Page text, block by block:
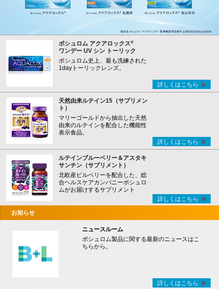
ボシュロム アクアロックス®
ワンデー UV シン トーリック
ボシュロム史上、最も洗練された
1dayトーリックレンズ。
詳しくはこちら
天然由来ルテイン15（サプリメン
ト）
マリーゴールドから抽出した天然
由来のルテインを配合した機能性
表示食品。
詳しくはこちら
ルテインブルーベリー＆アスタキ
サンチン（サプリメント）
北欧産ビルベリーを配合した、総
合ヘルスケアカンパニーボシュロ
ムがお届けするサプリメント
詳しくはこちら
お知らせ
ニュースルーム
ボシュロム製品に関する最新のニュースはこ
ちらから。
詳しくはこちら